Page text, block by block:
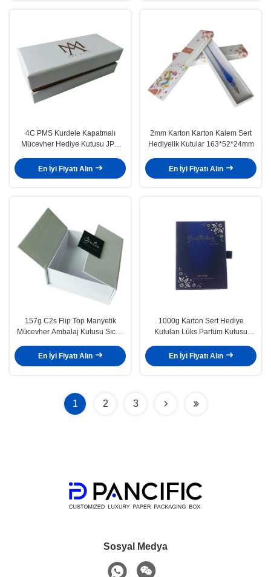
4C PMS Kurdele Kapatmalı
Mücevher Hediye Kutusu JPG
En İyi Fiyatı Alın
2mm Karton Karton Kalem Sert
Hediyelik Kutular 163*52*24mm
En İyi Fiyatı Alın
157g C2s Flip Top Manyetik
Mücevher Ambalaj Kutusu Sıcak
En İyi Fiyatı Alın
1000g Karton Sert Hediye
Kutuları Lüks Parfüm Kutusu
En İyi Fiyatı Alın
1 2 3
Sosyal Medya